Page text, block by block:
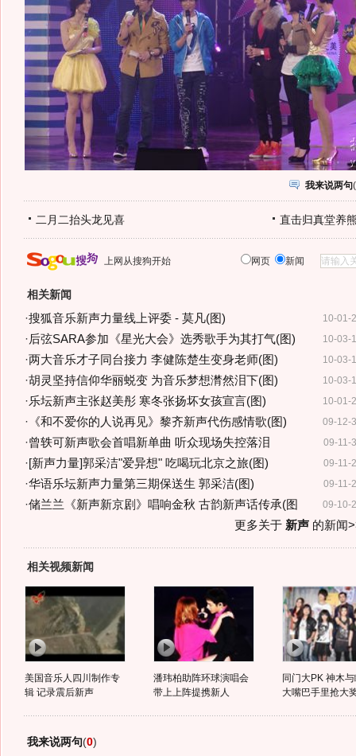
我来说两句(
二月二抬头龙见喜 直击归真堂养
上网从搜狗开始 网页 新闻
相关新闻
10-01-
·搜狐音乐新声力量线上评委 - 莫凡(图)
10-03-
·后弦SARA参加《星光大会》选秀歌手为其打气(图)
10-03-
·两大音乐才子同台接力 李健陈楚生变身老师(图)
10-03-
·胡灵坚持信仰华丽蜕变 为音乐梦想潸然泪下(图)
10-01-
·乐坛新声主张赵美彤 寒冬张扬坏女孩宣言(图)
09-12-
· 《和不爱你的人说再见》黎齐新声代伤感情歌(图)
09-11-
·曾轶可新声歌会首唱新单曲 听众现场失控落泪
09-11-
·[新声力量]郭采洁"爱异想" 吃喝玩北京之旅(图)
09-11-
·华语乐坛新声力量第三期保送生 郭采洁(图)
09-10-
·储兰兰《新声新京剧》唱响金秋 古韵新声话传承(图
更多关于 新声的新闻
相关视频新闻
美国音乐人四川制作专
辑 记录震后新声
潘玮柏助阵环球演唱会
带上上阵提携新人
同门大PK 神木
大嘴巴手里抢大
我来说两句(0)